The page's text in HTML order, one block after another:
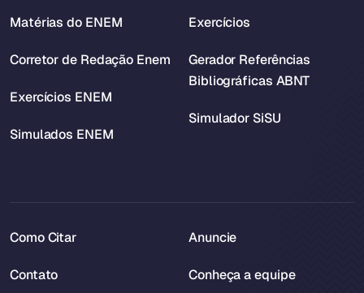
Matérias do ENEM
Corretor de Redação Enem
Exercícios ENEM
Simulados ENEM
Exercícios
Gerador Referências
Bibliográficas ABNT
Simulador SiSU
Como Citar
Contato
Anuncie
Conheça a equipe